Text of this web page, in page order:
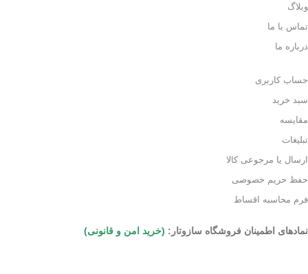
وبلاگ
تماس با ما
درباره ما
حساب کاربری
سبد خرید
مقایسه
تبلیغات
ارسال یا مرجوعی کالا
حفظ حریم خصوصی
فرم محاسبه اقساط
نمادهای اطمینان فروشگاه سازوتار: (خرید امن و قانونی)